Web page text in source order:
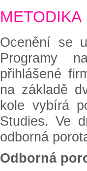
METODIKA
Ocenění se
Programy
přihlášené
na základě
kole vybírá
Studies. Ve
odborná
Odborná